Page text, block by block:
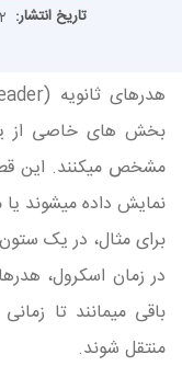
تاریخ انتشار: ۲۲
بخش های خاصی از
مشخص میکنند. این
نمایش داده میشوند یا
برای مثال، در یک
در زمان اسکرول،
باقی میمانند تا
منتقل شوند.